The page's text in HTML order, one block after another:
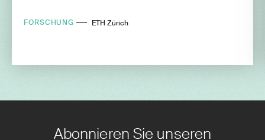
FORSCHUNG ETH Zürich
Abonnieren Sie unseren